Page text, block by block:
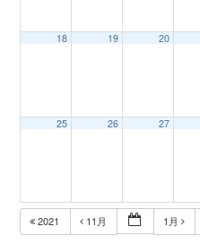
18 19 20
25 26 27
2021 11月 1月